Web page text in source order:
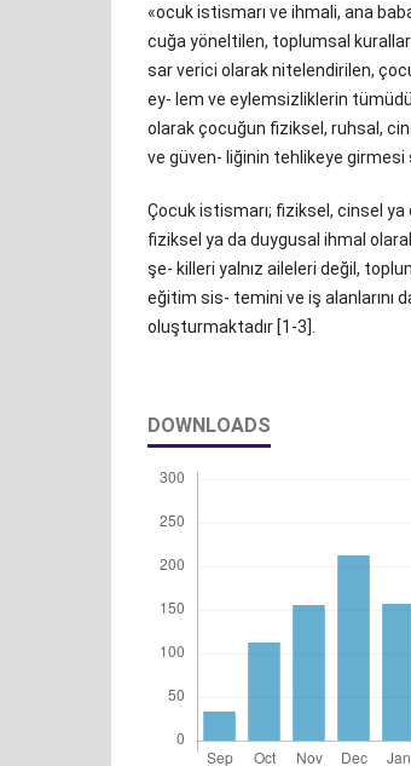
«ocuk istismarı ve ihmali, ana
cuğa yöneltilen, toplumsal
sar verici olarak nitelendirilen,
ey- lem ve eylemsizliklerin
olarak çocuğun fiziksel, ruhsal,
ve güven- liğinin tehlikeye girmesi
Çocuk istismarı; fiziksel, cinsel
fiziksel ya da duygusal ihmal
şe- killeri yalnız aileleri değil,
eğitim sis- temini ve iş alanlarını
oluşturmaktadır [1-3].
DOWNLOADS